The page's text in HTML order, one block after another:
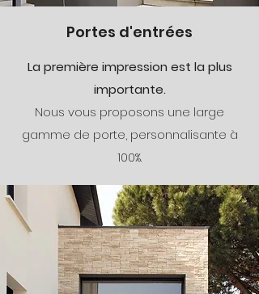
Portes d'entrées
La première impression est la plus
importante.
Nous vous proposons une large
gamme de porte, personnalisante à
100%.